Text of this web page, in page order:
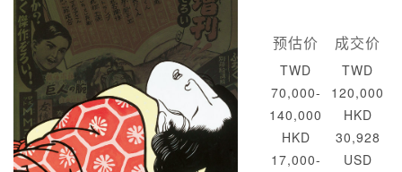
预估价
TWD
70,000-
140,000
HKD
17,000-
成交价
TWD
120,000
HKD
30,928
USD